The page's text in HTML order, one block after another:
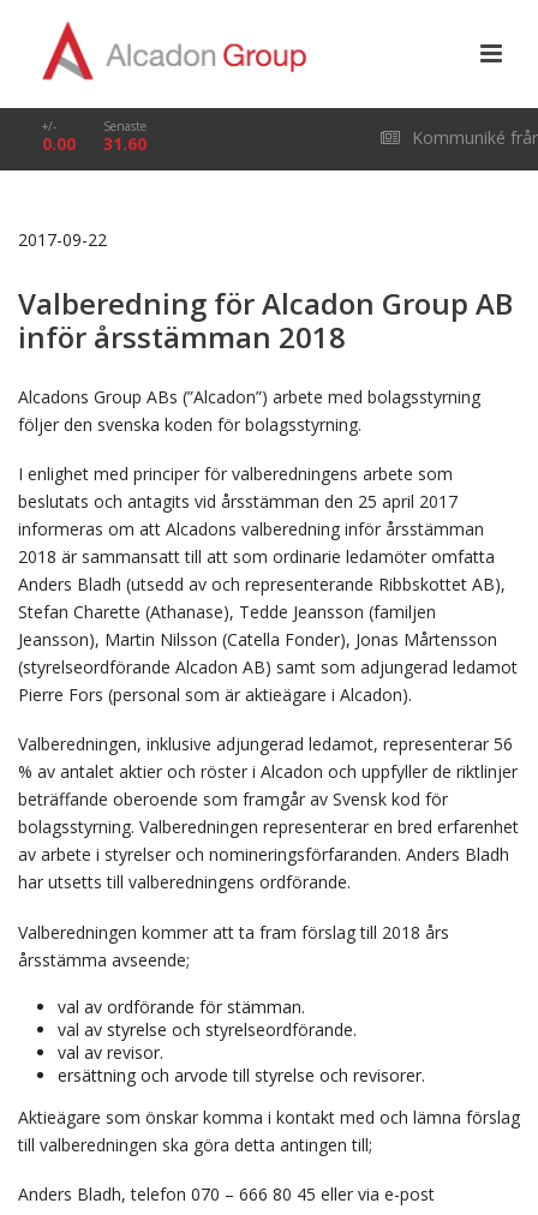
+/-
0.00
Senaste
31.60 Kommuniké
29 april 2026
2017-09-22
Valberedning för Alcadon Group AB
inför årsstämman 2018
Alcadons Group ABs (”Alcadon”) arbete med bolagsstyrning
följer den svenska koden för bolagsstyrning.
I enlighet med principer för valberedningens arbete som
beslutats och antagits vid årsstämman den 25 april 2017
informeras om att Alcadons valberedning inför årsstämman
2018 är sammansatt till att som ordinarie ledamöter omfatta
Anders Bladh (utsedd av och representerande Ribbskottet AB),
Stefan Charette (Athanase), Tedde Jeansson (familjen
Jeansson), Martin Nilsson (Catella Fonder), Jonas Mårtensson
(styrelseordförande Alcadon AB) samt som adjungerad ledamot
Pierre Fors (personal som är aktieägare i Alcadon).
Valberedningen, inklusive adjungerad ledamot, representerar 56
% av antalet aktier och röster i Alcadon och uppfyller de riktlinjer
beträffande oberoende som framgår av Svensk kod för
bolagsstyrning. Valberedningen representerar en bred erfarenhet
av arbete i styrelser och nomineringsförfaranden. Anders Bladh
har utsetts till valberedningens ordförande.
Valberedningen kommer att ta fram förslag till 2018 års
årsstämma avseende;
val av ordförande för stämman.
val av styrelse och styrelseordförande.
val av revisor.
ersättning och arvode till styrelse och revisorer.
Aktieägare som önskar komma i kontakt med och lämna förslag
till valberedningen ska göra detta antingen till;
Anders Bladh, telefon 070 – 666 80 45 eller via e-post